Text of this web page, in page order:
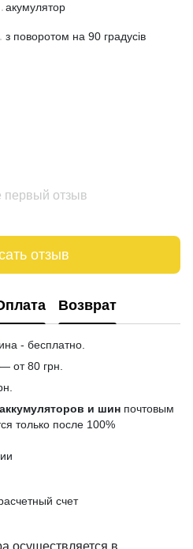
акумулятор
з поворотом на 90 градусів
первый отзыв
отзыв
Возврат
- бесплатно.
от 80 грн.
и шин почтовым
только после 100%
счет
осуществляется в